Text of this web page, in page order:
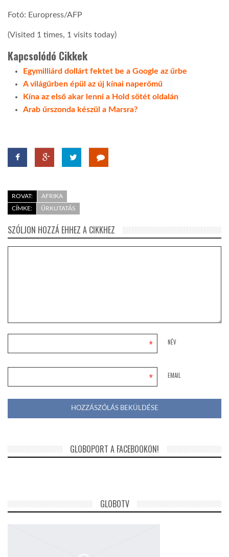
Fotó: Europress/AFP
(Visited 1 times, 1 visits today)
Kapcsolódó Cikkek
Egymilliárd dollárt fektet be a Google az űrbe
A világűrben épül az új kínai naperőmű
Kína az első akar lenni a Hold sötét oldalán
Arab űrszonda készül a Marsra?
ROVAT:
AFRIKA
CÍMKE:
ŰRKUTATÁS
SZÓLJON HOZZÁ EHHEZ A CIKKHEZ
NÉV
*
EMAIL
*
GLOBOPORT A FACEBOOKON!
GLOBOTV